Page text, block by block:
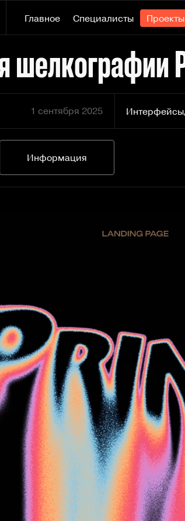
Главное Специалисты Проекты
шелкографии
1 сентября 2025 Интерфейсы,
Информация